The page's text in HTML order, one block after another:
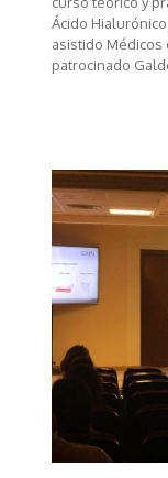
Ácido
asistido Médicos
patrocinado